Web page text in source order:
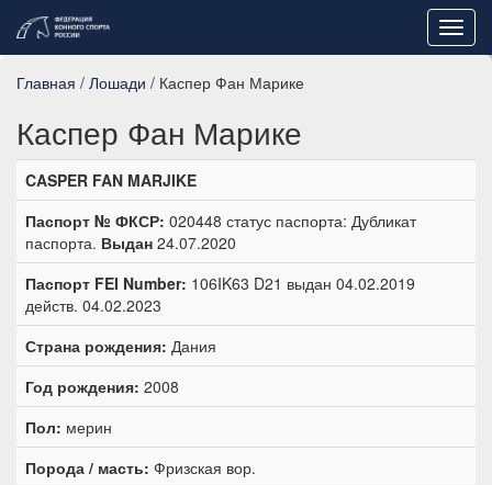
Главная / Лошади / Каспер Фан Марике
Каспер Фан Марике
CASPER FAN MARJIKE
Паспорт № ФКСР: 020448 статус паспорта: Дубликат
паспорта. Выдан 24.07.2020
Паспорт FEI Number: 106IK63 D21 выдан 04.02.2019
действ. 04.02.2023
Страна рождения: Дания
Год рождения: 2008
Пол: мерин
Порода / масть: Фризская вор.